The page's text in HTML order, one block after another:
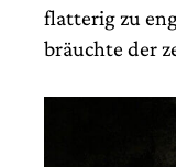
flatterig zu
bräuchte der